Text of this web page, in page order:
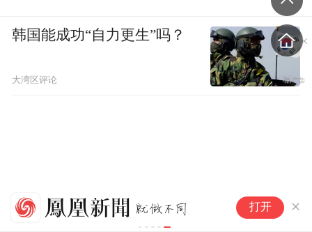
曾是TVB金牌绿叶，如今在场馆
当保安
打开
韩国能成功“自力更生”吗？
大湾区评论